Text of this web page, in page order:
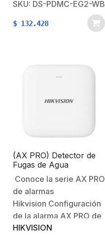
AXPRO Conoce la serie
AX PRO de alarmas
comunicación entre los
sensores y el panel
instalación por
SKU: DS-PDMC-EG2-WB
$ 132.428
(AX PRO) Detector de
Fugas de Agua
Inalámbrico / Sensor
Interno y Externo por
medio de Cable
Conoce la serie AX PRO
de alarmas
Hikvision Configuración
de la alarma AX PRO de
HikvisionBienvenido al
HIKVISION